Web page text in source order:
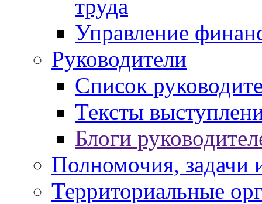
труда
Управление
Руководители
Список
Тексты
Блоги
Полномочия, задачи
Территориальные